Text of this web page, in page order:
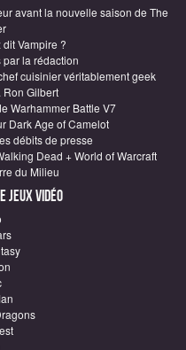
avant la nouvelle saison de The
Vampire ?
la rédaction
cuisinier véritablement geek
Ron Gilbert
Warhammer Battle V7
Dark Age of Camelot
débits de presse
Dead + World of Warcraft
du Milieu
Jeux vidéo